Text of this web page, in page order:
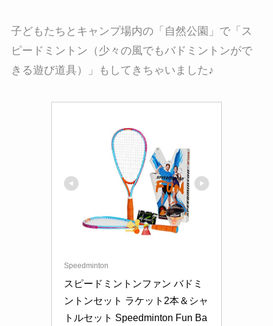
子どもたちとキャンプ場内の「自然公園」で「ス
ピードミントン（少々の風でもバドミントンがで
きる遊び道具）」もしてきちゃいました♪
Speedminton
スピードミントンファン バドミ
ントンセット ラケット2本＆シャ
トルセット Speedminton Fun Ba